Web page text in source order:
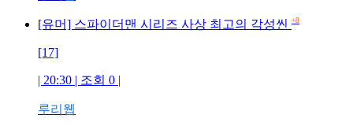
[유머] 스파이더맨 시리즈 사상 최고의 각성씬 +8
[17]
| 20:30 | 조회 0 |
루리웹